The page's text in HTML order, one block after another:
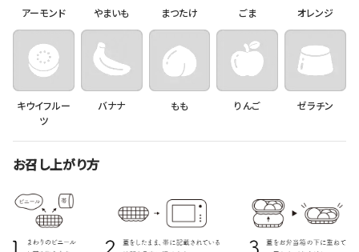
アーモンド やまいも まつたけ ごま オレンジ
キウイフルー
ツ
バナナ もも りんご ゼラチン
お召し上がり方